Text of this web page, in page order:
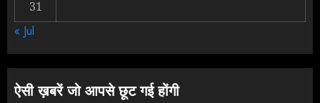
3
Rahul Gandhi के तीखे वार से बार-बार
31
« Jul
ऐसी ख़बरें जो आपसे छूट गई होंगी